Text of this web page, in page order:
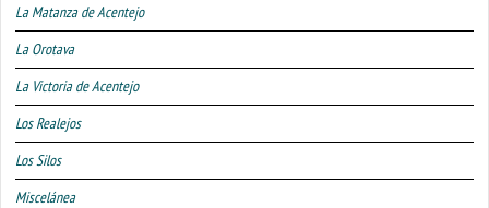
La Matanza de Acentejo
La Orotava
La Victoria de Acentejo
Los Realejos
Los Silos
Miscelánea